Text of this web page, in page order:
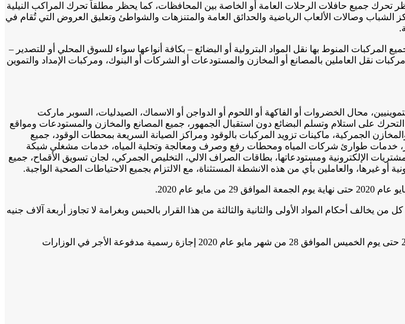
تحرك جميع حافلات الرحلات العامة أو الخاصة بين المحافظات، كما يحظر مطلقاً تحرك المراكب النيلية
الشباب وصالات الألعاب الرياضية والحدائق العامة والمتنزهات والشواطئ وتعليق العروض التي تُقام في
المنوط بها نقل المواد البترولية أو البضائع – بكافة أنواعها سواء للسوق المحلي أو للتصدير –
نقل العاملين بالمصانع أو المخازن والمستودعات أو الشركات أو البنوك، ومركبات الإمداد والتموين
محال الخضروات أو الفاكهة أو اللحوم أو الدواجن أو الاسماك، الصيدليات، السوبر ماركت
على استلام وتسلم البضائع دون استقبال الجمهور، جميع المصانع والمخازن والمستودعات ومواقع
الجمركية، ماكينات تزويد المركبات بالوقود ومراكز الصيانة السريعة بمحطات الوقود، جميع
خدمات طوارئ شركات المياه ومحطات رفع وصرف ومعالجة وتحلية المياه، خدمات مشغلي شبكة
الإلكترونية ومستودعاتها، بطاقات الصراف الالي، التخليص الجمركي، لجان تسويق الأقماح، جميع
غيرها، والعاملين بأي من هذه الانشطة المستثناة، مع الالتزام بجميع الاحتياطات الصحية الواجبة.
أحكام المواد الأولى والثانية والثالثة من هذا القرار بالحبس وبغرامة لا تجاوز أربعة آلاف جنيه
ونصت المادة السابعة من القرار على أن تكون المدة من يوم السبت الموافق 23 من شهر مايو عام 2020 حتى يوم الخميس الموافق 28 من شهر مايو عام 2020 إجازة رسمية مدفوعة الأجر في الوزارات